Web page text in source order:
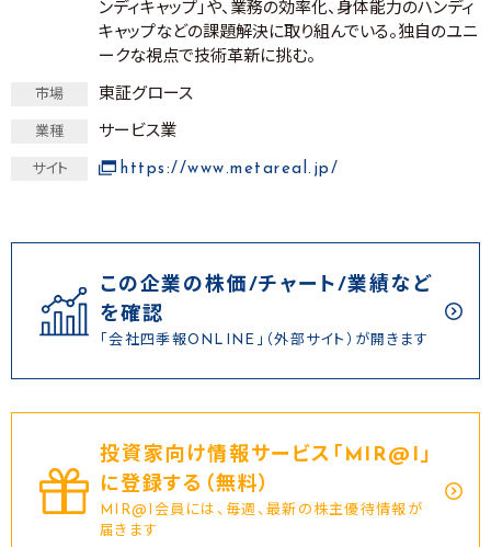
ンディキャップ」や、業務の効率化、身体能力のハンディ
キャップなどの課題解決に取り組んでいる。独自のユニ
ークな視点で技術革新に挑む。
市場 東証グロース
業種 サービス業
サイト https://www.metareal.jp/
この企業の株価/チャート/業績など
を確認
「会社四季報ONLINE」（外部サイト）が開きます
投資家向け情報サービス｢MIR@I｣
に登録する（無料）
MIR@I会員には、毎週、最新の株主優待情報が
届きます